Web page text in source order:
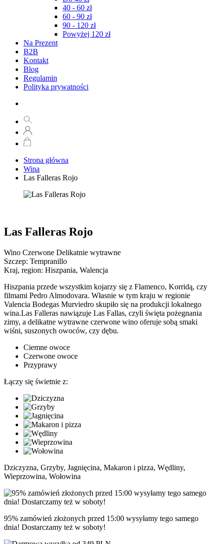
40 - 60 zł
60 - 90 zł
90 - 120 zł
Powyżej 120 zł
Na Prezent
B2B
Kontakt
Blog
Regulamin
Polityka prywatności
Strona główna
Wina
Las Falleras Rojo
Las Falleras Rojo
Wino Czerwone Delikatnie wytrawne
Szczep: Tempranillo
Kraj, region: Hiszpania, Walencja
Hiszpania przede wszystkim kojarzy się z Flamenco, Korridą, czy
filmami Pedro Almodovara. Własnie w tym kraju w regionie
Valencia Bodegas Murviedro skupiło się na produkcji lokalnego
wina.Las Falleras nawiązuje Las Fallas, czyli święta pożegnania
zimy, a delikatne wytrawne czerwone wino oferuje sobą smaki
wiśni, suszonych owoców, czy dębu.
Ciemne owoce
Czerwone owoce
Przyprawy
Łączy się świetnie z:
Dziczyzna, Grzyby, Jagnięcina, Makaron i pizza, Wędliny,
Wieprzowina, Wołowina
95% zamówień złożonych przed 15:00 wysyłamy tego samego
dnia! Dostarczamy też w soboty!